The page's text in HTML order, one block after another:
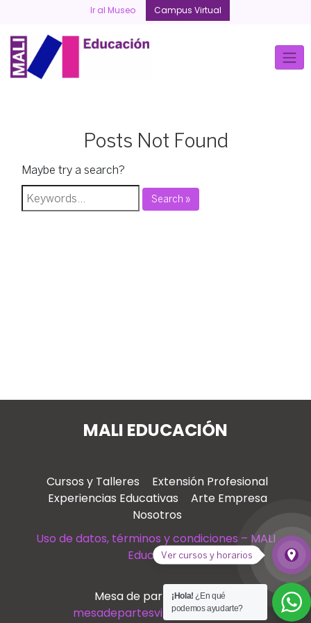
content
Ir al Museo Campus Virtual
Posts Not Found
Maybe try a search?
Search »
MALI EDUCACIÓN
Cursos y Talleres
Extensión Profesional
Experiencias Educativas
Arte Empresa
Nosotros
Uso de datos, términos y condiciones – MALI
Educación
Mesa de partes virtual
mesadepartesvirtual@mali.pe
¡Hola! ¿En qué
podemos ayudarte?
Ver
place
Ver cursos y horarios